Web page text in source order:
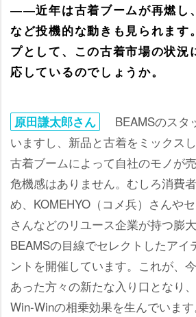
――近年は古着ブームが再燃し
など投機的な動きも見られます
プとして、この古着市場の状況
応しているのでしょうか。
原田謙太郎さん
BEAMSのスタ
いますし、新品と古着をミックス
古着ブームによって自社のモノが
危機感はありません。むしろ消費
め、KOMEHYO（コメ兵）さんや
さんなどのリユース企業が持つ膨大
BEAMSの目線でセレクトしたアイ
ントを開催しています。これが、
あった方々の新たな入り口となり
Win-Winの相乗効果を生んでいま